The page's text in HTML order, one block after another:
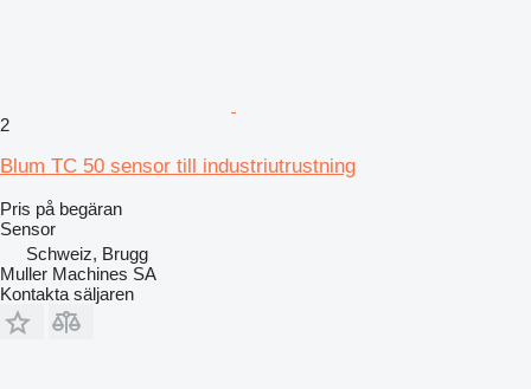
2
Blum TC 50 sensor till industriutrustning
Pris på begäran
Sensor
Schweiz, Brugg
Muller Machines SA
Kontakta säljaren